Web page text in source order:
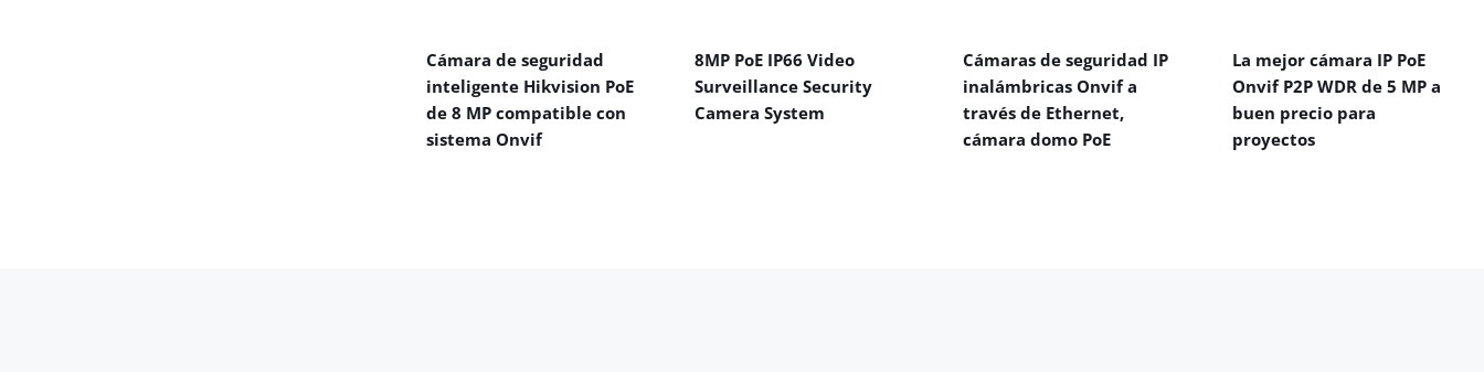
Cámara de seguridad
inteligente Hikvision PoE
de 8 MP compatible con
sistema Onvif
8MP PoE IP66 Video
Surveillance Security
Camera System
Cámaras de seguridad IP
inalámbricas Onvif a
través de Ethernet,
cámara domo PoE
La mejor cámara IP PoE
Onvif P2P WDR de 5 MP a
buen precio para
proyectos